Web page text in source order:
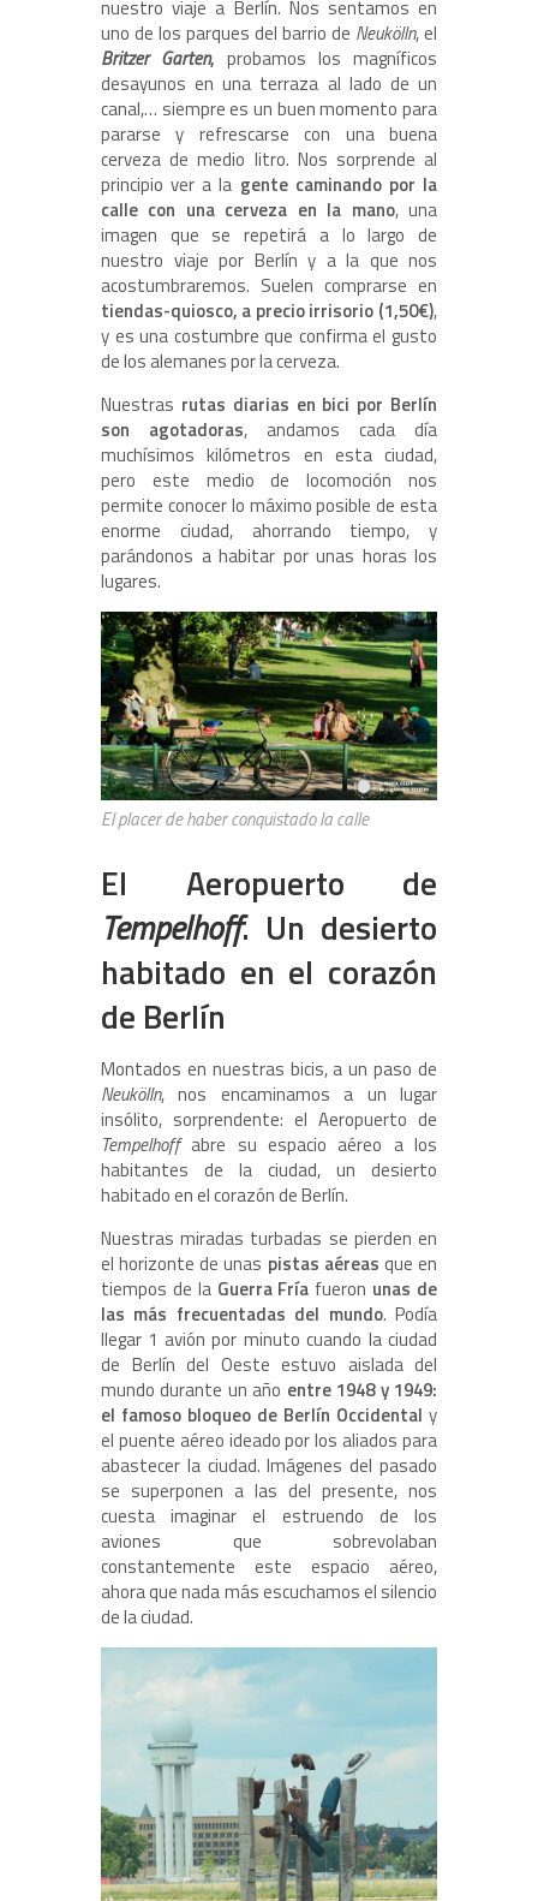
nuestro viaje a Berlín. Nos sentamos en
uno de los parques del barrio de Neukölln, el
Britzer Garten, probamos los magníficos
desayunos en una terraza al lado de un
canal,… siempre es un buen momento para
pararse y refrescarse con una buena
cerveza de medio litro. Nos sorprende al
principio ver a la gente caminando por la
calle con una cerveza en la mano, una
imagen que se repetirá a lo largo de
nuestro viaje por Berlín y a la que nos
acostumbraremos. Suelen comprarse en
tiendas-quiosco, a precio irrisorio (1,50€),
y es una costumbre que confirma el gusto
de los alemanes por la cerveza.
Nuestras rutas diarias en bici por Berlín
son agotadoras, andamos cada día
muchísimos kilómetros en esta ciudad,
pero este medio de locomoción nos
permite conocer lo máximo posible de esta
enorme ciudad, ahorrando tiempo, y
parándonos a habitar por unas horas los
lugares.
El placer de haber conquistado la calle
El Aeropuerto de
Tempelhoff. Un desierto
habitado en el corazón
de Berlín
Montados en nuestras bicis, a un paso de
Neukölln, nos encaminamos a un lugar
insólito, sorprendente: el Aeropuerto de
Tempelhoffabre su espacio aéreo a los
habitantes de la ciudad, un desierto
habitado en el corazón de Berlín.
Nuestras miradas turbadas se pierden en
el horizonte de unas pistas aéreas que en
tiempos de la Guerra Fría fueron unas de
las más frecuentadas del mundo. Podía
llegar 1 avión por minuto cuando la ciudad
de Berlín del Oeste estuvo aislada del
mundo durante un año entre 1948 y 1949:
el famoso bloqueo de Berlín Occidental y
el puente aéreo ideado por los aliados para
abastecer la ciudad. Imágenes del pasado
se superponen a las del presente, nos
cuesta imaginar el estruendo de los
aviones que sobrevolaban
constantemente este espacio aéreo,
ahora que nada más escuchamos el silencio
de la ciudad.